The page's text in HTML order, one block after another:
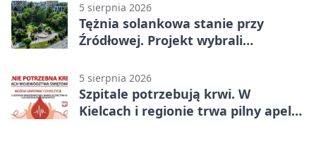
5 sierpnia 2026
Tężnia solankowa stanie przy
Źródłowej. Projekt wybrali
5 sierpnia 2026
Szpitale potrzebują krwi. W
Kielcach i regionie trwa pilny apel